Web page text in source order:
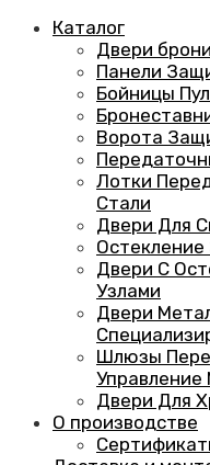
Каталог
Двери
Панели
Бойницы
Ворота
Лотки
Стали
Двери Для
Двери С
Узлами
Двери
Шлюзы
Управление
Двери Для
О производстве